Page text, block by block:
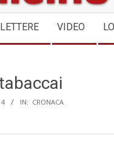
LETTERE VIDEO
IN: CRONACA